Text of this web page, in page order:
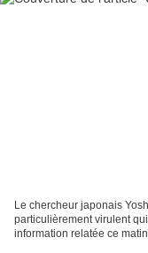
Le chercheur japonais
particulièrement virulent
information relatée ce